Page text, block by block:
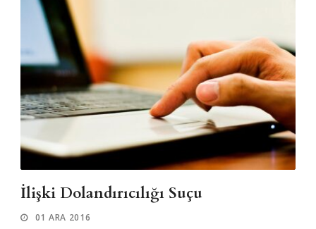
İlişki Dolandırıcılığı Suçu
01 ARA 2016